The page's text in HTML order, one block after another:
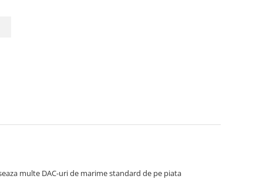
multe DAC-uri de marime standard de pe piata